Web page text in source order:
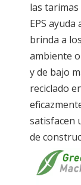
las tarimas
EPS
brinda a
ambiente
y de bajo
reciclado
satisfacen
de